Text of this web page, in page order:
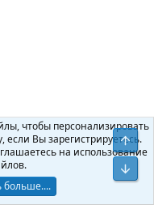
сообщений об
Ответ
чтобы персонализировать
если Вы зарегистрируетесь.
на использование
больше....